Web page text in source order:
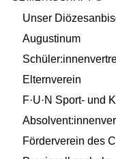
Unser
Augustinum
Elternverein
F·U·N Sport- und
Förderverein des